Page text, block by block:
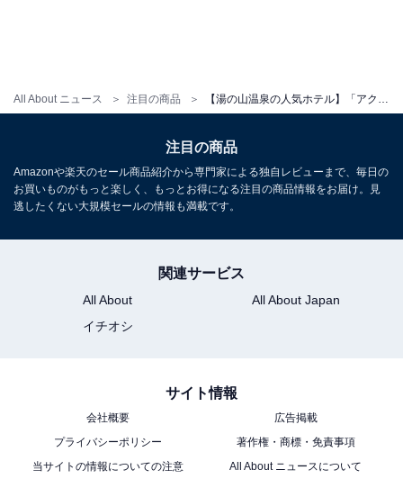
All About ニュース 注目の商品
チェックアウト：翌日11:00
※プランにより時間が異なる可能性があります
※掲載されている情報は記事公開時のものです。あらか
【鳥羽温泉郷の人気ホテル】「はなしんすい －
芭新萃－」が選ばれる理由
注目の商品
Amazonや楽天のセール商品紹介から専門家による独自レビューまで、毎日の
お買いものがもっと楽しく、もっとお得になる注目の商品情報をお届け。見
逃したくない大規模セールの情報も満載です。
関連サービス
All About
All About Japan
イチオシ
サイト情報
会社概要
広告掲載
プライバシーポリシー
著作権・商標・免責事項
当サイトの情報についての注意
All About ニュースについて